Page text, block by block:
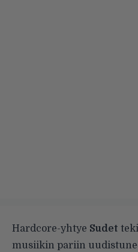
Hardcore-yhtye Sudet
musiikin pariin